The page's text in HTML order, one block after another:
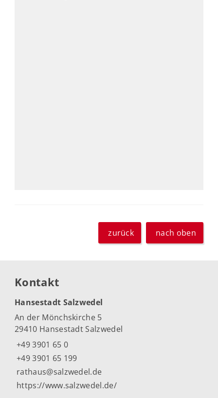
zurück nach oben
Kontakt
Hansestadt Salzwedel
An der Mönchskirche 5
29410 Hansestadt Salzwedel
+49 3901 65 0
+49 3901 65 199
rathaus@salzwedel.de
https://www.salzwedel.de/